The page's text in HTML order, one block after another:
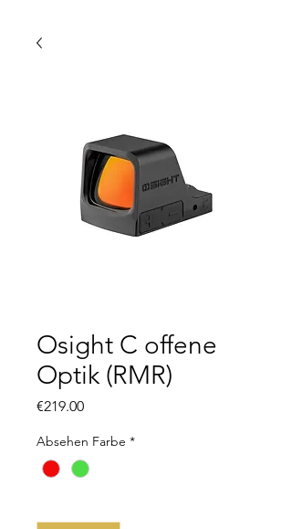
Osight C offene
Optik (RMR)
€219.00Price
Absehen Farbe *